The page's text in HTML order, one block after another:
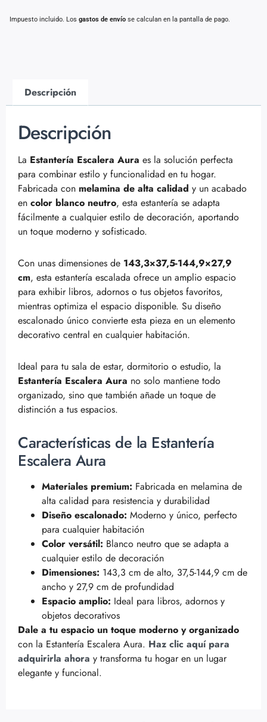
Impuesto incluido. Los gastos de envío se calculan en la pantalla de pago.
Descripción
Descripción
La Estantería Escalera Aura es la solución perfecta
para combinar estilo y funcionalidad en tu hogar.
Fabricada con melamina de alta calidad y un acabado
en color blanco neutro, esta estantería se adapta
fácilmente a cualquier estilo de decoración, aportando
un toque moderno y sofisticado.
Con unas dimensiones de 143,3×37,5-144,9×27,9
cm, esta estantería escalada ofrece un amplio espacio
para exhibir libros, adornos o tus objetos favoritos,
mientras optimiza el espacio disponible. Su diseño
escalonado único convierte esta pieza en un elemento
decorativo central en cualquier habitación.
Ideal para tu sala de estar, dormitorio o estudio, la
Estantería Escalera Aura no solo mantiene todo
organizado, sino que también añade un toque de
distinción a tus espacios.
Características de la Estantería
Escalera Aura
Materiales premium: Fabricada en melamina de
alta calidad para resistencia y durabilidad
Diseño escalonado: Moderno y único, perfecto
para cualquier habitación
Color versátil: Blanco neutro que se adapta a
cualquier estilo de decoración
Dimensiones: 143,3 cm de alto, 37,5-144,9 cm de
ancho y 27,9 cm de profundidad
Espacio amplio: Ideal para libros, adornos y
objetos decorativos
Dale a tu espacio un toque moderno y organizado
con la Estantería Escalera Aura. Haz clic aquí para
adquirirla ahora y transforma tu hogar en un lugar
elegante y funcional.